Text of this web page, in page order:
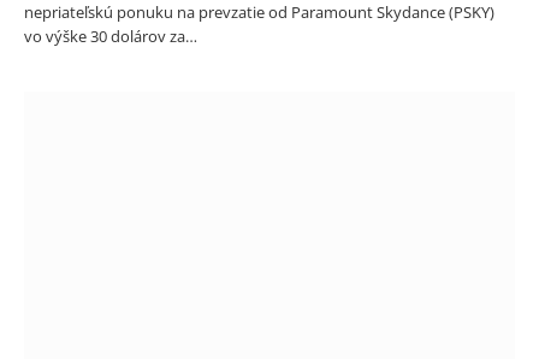
nepriateľskú ponuku na prevzatie od Paramount Skydance (PSKY)
vo výške 30 dolárov za…